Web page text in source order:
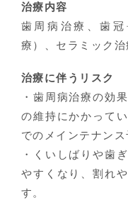
治療内容
歯周病治療、歯
療）、セラミック治
治療に伴うリスク
・歯周病治療の効
の維持にかかって
でのメインテナンス
・くいしばりや歯
やすくなり、割れ
す。